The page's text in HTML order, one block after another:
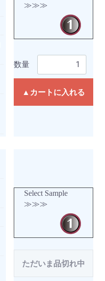
≫≫≫
数量
▲カートに入れる
Select Sample
≫≫≫
ただいま品切れ中